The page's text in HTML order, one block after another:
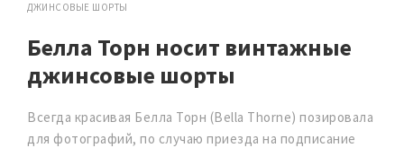
ДЖИНСОВЫЕ ШОРТЫ
Белла Торн носит винтажные
джинсовые шорты
Всегда красивая Белла Торн (Bella Thorne) позировала
для фотографий, по случаю приезда на подписание